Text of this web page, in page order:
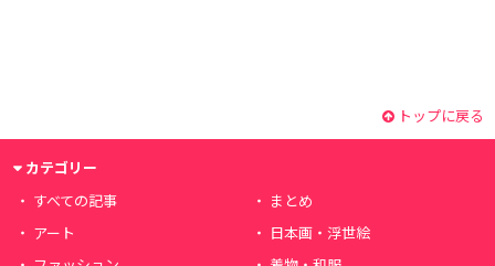
トップに戻る
カテゴリー
すべての記事
まとめ
アート
日本画・浮世絵